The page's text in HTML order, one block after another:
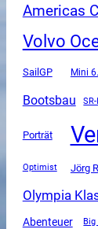
Americas
Volvo
SailGP Mini
Bootsbau
Porträt
Optimist Jörg
Olympia
Abenteuer Big